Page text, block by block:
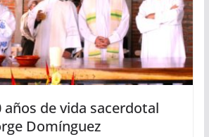
años de vida sacerdotal
Domínguez